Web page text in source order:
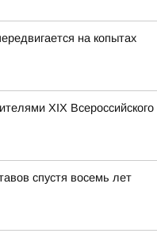
на копытах
XIX
спустя восемь лет